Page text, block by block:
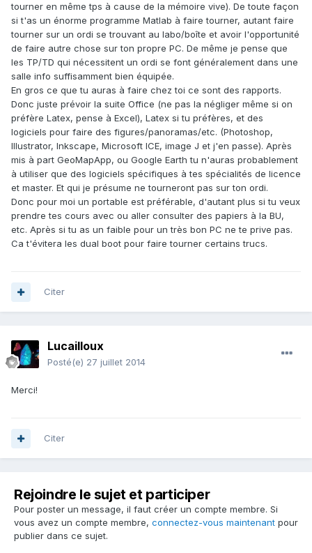
tourner en même tps à cause de la mémoire vive). De toute façon
si t'as un énorme programme Matlab à faire tourner, autant faire
tourner sur un ordi se trouvant au labo/boîte et avoir l'opportunité
de faire autre chose sur ton propre PC. De même je pense que
les TP/TD qui nécessitent un ordi se font généralement dans une
salle info suffisamment bien équipée.
En gros ce que tu auras à faire chez toi ce sont des rapports.
Donc juste prévoir la suite Office (ne pas la négliger même si on
préfère Latex, pense à Excel), Latex si tu préfères, et des
logiciels pour faire des figures/panoramas/etc. (Photoshop,
Illustrator, Inkscape, Microsoft ICE, image J et j'en passe). Après
mis à part GeoMapApp, ou Google Earth tu n'auras probablement
à utiliser que des logiciels spécifiques à tes spécialités de licence
et master. Et qui je présume ne tourneront pas sur ton ordi.
Donc pour moi un portable est préférable, d'autant plus si tu veux
prendre tes cours avec ou aller consulter des papiers à la BU,
etc. Après si tu as un faible pour un très bon PC ne te prive pas.
Ca t'évitera les dual boot pour faire tourner certains trucs.
Citer
Lucailloux
Posté(e) 27 juillet 2014
Merci!
Citer
Rejoindre le sujet et participer
Pour poster un message, il faut créer un compte membre. Si
vous avez un compte membre, connectez-vous maintenant pour
publier dans ce sujet.